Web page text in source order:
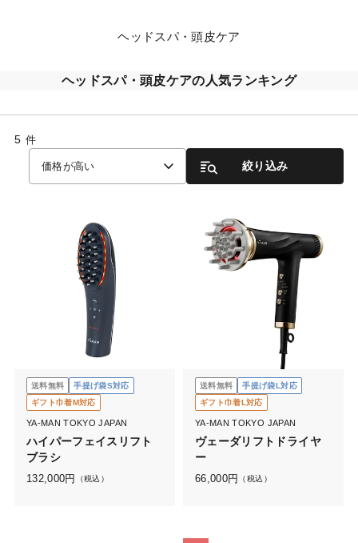
ヘッドスパ・頭皮ケア
ヘッドスパ・頭皮ケアの人気ランキング
5 件
価格が高い 絞り込み
送料無料
手提げ袋S対応
ギフト巾着M対応
YA-MAN TOKYO JAPAN
ハイパーフェイスリフト
ブラシ
132,000円 （税込）
送料無料
手提げ袋L対応
ギフト巾着L対応
YA-MAN TOKYO JAPAN
ヴェーダリフトドライヤ
ー
66,000円 （税込）